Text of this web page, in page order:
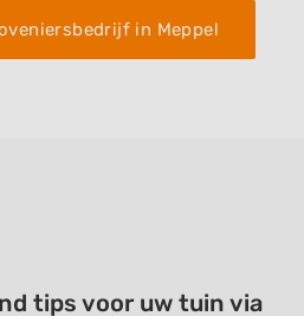
in Meppel
tips voor uw tuin via